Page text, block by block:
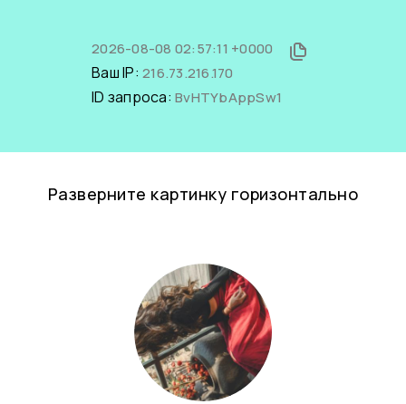
2026-08-08 02:57:11 +0000
Ваш IP: 216.73.216.170
ID запроса: BvHTYbAppSw1
Разверните картинку горизонтально